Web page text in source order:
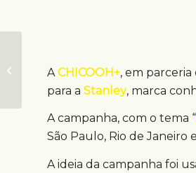
ACHICOOH+, em parceria
para a Stanley, marca
A campanha, com o tema “
São Paulo, Rio de Janeiro
A ideia da campanha foi
novos espaços de
mídia out of home